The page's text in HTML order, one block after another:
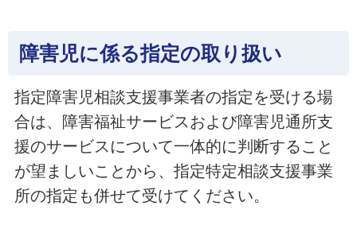
障害児に係る指定の取り扱い
指定障害児相談支援事業者の指定を受ける場
合は、障害福祉サービスおよび障害児通所支
援のサービスについて一体的に判断すること
が望ましいことから、指定特定相談支援事業
所の指定も併せて受けてください。